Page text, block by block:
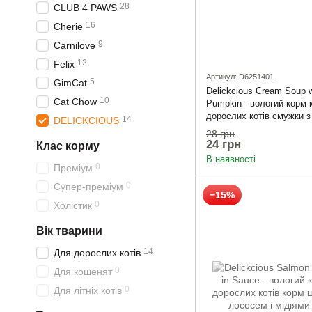
Артикул: D6251401
Delickcious Cream Soup
Pumpkin - вологий корм
дорослих котів смужки
гарбузом в крем-супі
28 грн
24 грн
В наявності
−15%
CLUB 4 PAWS 28
Cherie 16
Carnilove 9
Felix 12
GimCat 5
Cat Chow 10
DELICKCIOUS 14
Клас корму
Преміум 0
Супер-преміум 0
Холістик 0
Вік тварини
Для дорослих котів 14
Для кошенят 0
Для літніх котів 0